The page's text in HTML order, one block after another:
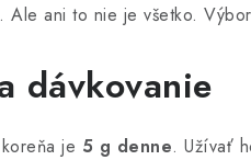
. Ale ani to nie je všetko.
dávkovanie
je 5 g denne. Užívať